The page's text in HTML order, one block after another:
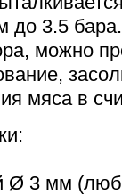
до 3.5 бара.
можно
мяса в
Ø 3 мм